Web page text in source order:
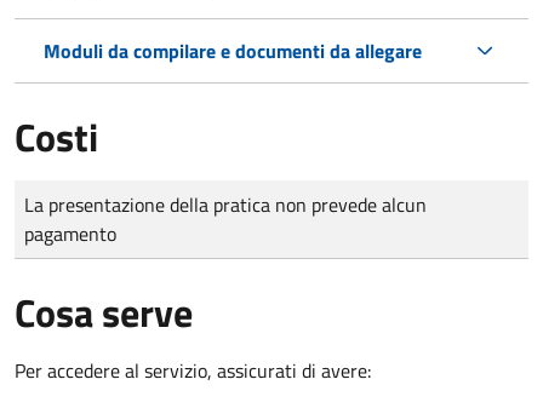
Moduli da compilare e documenti da allegare
Costi
Tipo di pagamento
Importo
La presentazione della pratica non prevede alcun
pagamento
Cosa serve
Per accedere al servizio, assicurati di avere: